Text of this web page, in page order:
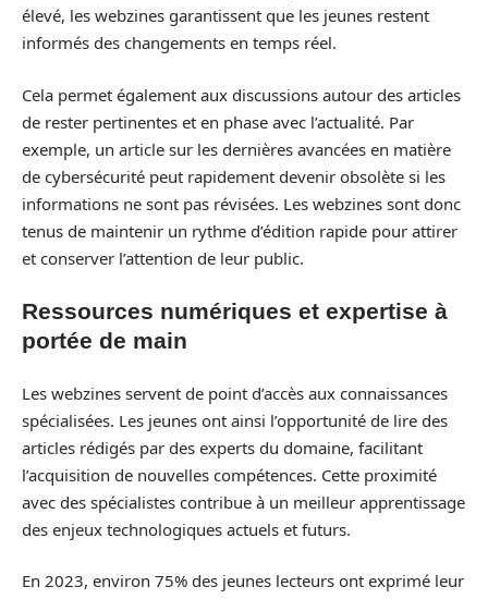
élevé, les webzines garantissent que les jeunes restent
informés des changements en temps réel.
Cela permet également aux discussions autour des articles
de rester pertinentes et en phase avec l’actualité. Par
exemple, un article sur les dernières avancées en matière
de cybersécurité peut rapidement devenir obsolète si les
informations ne sont pas révisées. Les webzines sont donc
tenus de maintenir un rythme d’édition rapide pour attirer
et conserver l’attention de leur public.
Ressources numériques et expertise à
portée de main
Les webzines servent de point d’accès aux connaissances
spécialisées. Les jeunes ont ainsi l’opportunité de lire des
articles rédigés par des experts du domaine, facilitant
l’acquisition de nouvelles compétences. Cette proximité
avec des spécialistes contribue à un meilleur apprentissage
des enjeux technologiques actuels et futurs.
En 2023, environ 75% des jeunes lecteurs ont exprimé leur